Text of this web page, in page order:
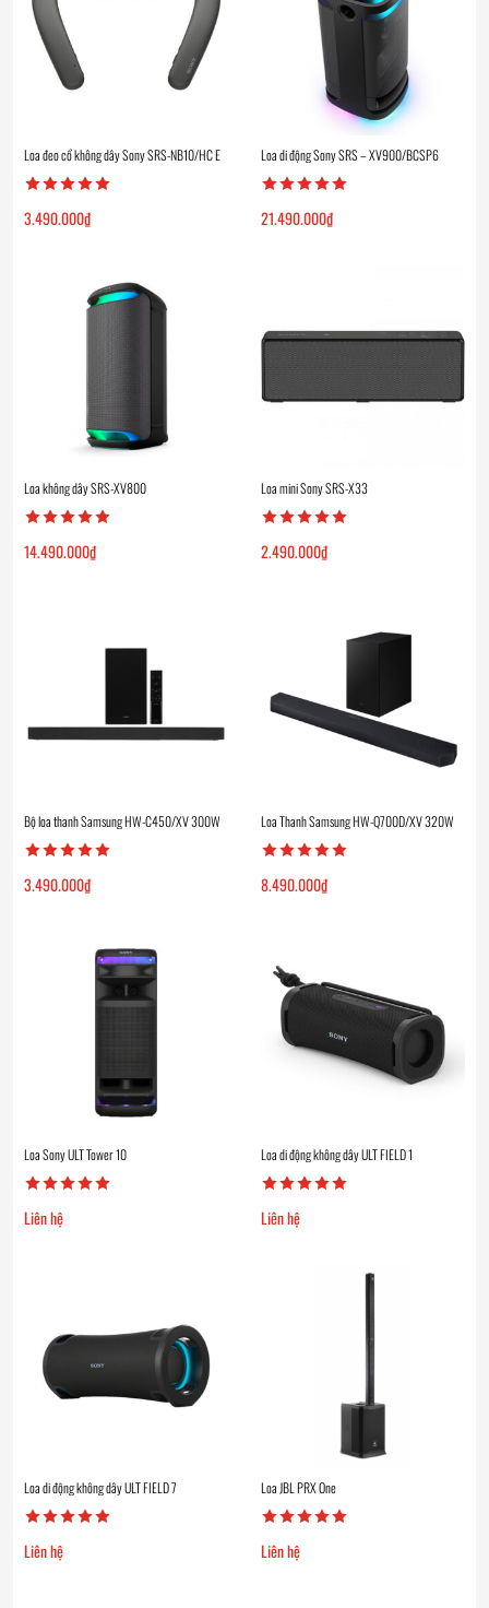
Loa đeo cổ không dây Sony SRS-NB10/HC E
3.490.000₫
Loa di động Sony SRS – XV900/BCSP6
21.490.000₫
Loa không dây SRS-XV800
14.490.000₫
Loa mini Sony SRS-X33
2.490.000₫
Bộ loa thanh Samsung HW-C450/XV 300W
3.490.000₫
Loa Thanh Samsung HW-Q700D/XV 320W
8.490.000₫
Loa Sony ULT Tower 10
Liên hệ
Loa di động không dây ULT FIELD 1
Liên hệ
Loa di động không dây ULT FIELD 7
Liên hệ
Loa JBL PRX One
Liên hệ